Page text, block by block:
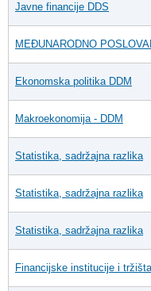
Javne financije DDS
MEĐUNARODNO
Ekonomska politika DDM
Makroekonomija - DDM
Statistika, sadržajna razlika
Statistika, sadržajna razlika
Statistika, sadržajna razlika
Financijske institucije i